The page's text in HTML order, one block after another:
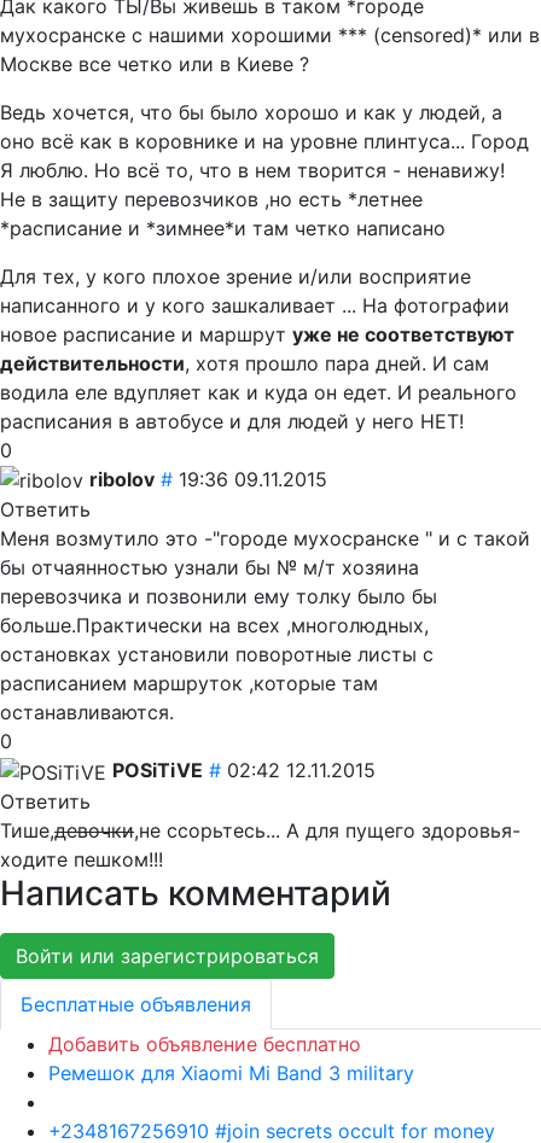
Дак какого ТЫ/Вы живешь в таком *городе
мухосранске с нашими хорошими *** (censored)* или в
Москве все четко или в Киеве ?
Ведь хочется, что бы было хорошо и как у людей, а
оно всё как в коровнике и на уровне плинтуса... Город
Я люблю. Но всё то, что в нем творится - ненавижу!
Не в защиту перевозчиков ,но есть *летнее
*расписание и *зимнее*и там четко написано
Для тех, у кого плохое зрение и/или восприятие
написанного и у кого зашкаливает ... На фотографии
новое расписание и маршрут уже не соответствуют
действительности, хотя прошло пара дней. И сам
водила еле вдупляет как и куда он едет. И реального
расписания в автобусе и для людей у него НЕТ!
0
ribolov # 19:36 09.11.2015
Ответить
Меня возмутило это -"городе мухосранске " и с такой
бы отчаянностью узнали бы № м/т хозяина
перевозчика и позвонили ему толку было бы
больше.Практически на всех ,многолюдных,
остановках установили поворотные листы с
расписанием маршруток ,которые там
останавливаются.
0
POSiTiVE # 02:42 12.11.2015
Ответить
Тише,девочки,не ссорьтесь... А для пущего здоровья-
ходите пешком!!!
Написать комментарий
Войти или зарегистрироваться
Бесплатные объявления
Добавить объявление бесплатно
Ремешок для Xiaomi Mi Band 3 military
+2348167256910 #join secrets occult for money